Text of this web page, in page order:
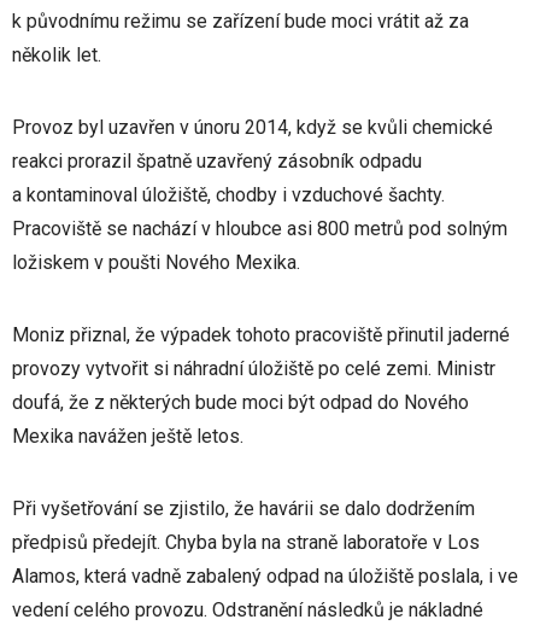
k původnímu režimu se zařízení bude moci vrátit až za
několik let.
Provoz byl uzavřen v únoru 2014, když se kvůli chemické
reakci prorazil špatně uzavřený zásobník odpadu
a kontaminoval úložiště, chodby i vzduchové šachty.
Pracoviště se nachází v hloubce asi 800 metrů pod solným
ložiskem v poušti Nového Mexika.
Moniz přiznal, že výpadek tohoto pracoviště přinutil jaderné
provozy vytvořit si náhradní úložiště po celé zemi. Ministr
doufá, že z některých bude moci být odpad do Nového
Mexika navážen ještě letos.
Při vyšetřování se zjistilo, že havárii se dalo dodržením
předpisů předejít. Chyba byla na straně laboratoře v Los
Alamos, která vadně zabalený odpad na úložiště poslala, i ve
vedení celého provozu. Odstranění následků je nákladné